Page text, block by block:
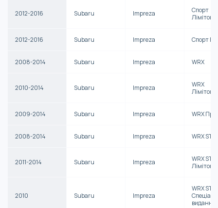
2012-2016 Subaru Impreza
Спорт
2012-2016 Subaru Impreza Спорт
2008-2014 Subaru Impreza WRX
2010-2014 Subaru Impreza
WRX
2009-2014 Subaru Impreza WRX
2008-2014 Subaru Impreza WRX STI
2011-2014 Subaru Impreza
WRX STI
2010 Subaru Impreza
WRX STI
видання